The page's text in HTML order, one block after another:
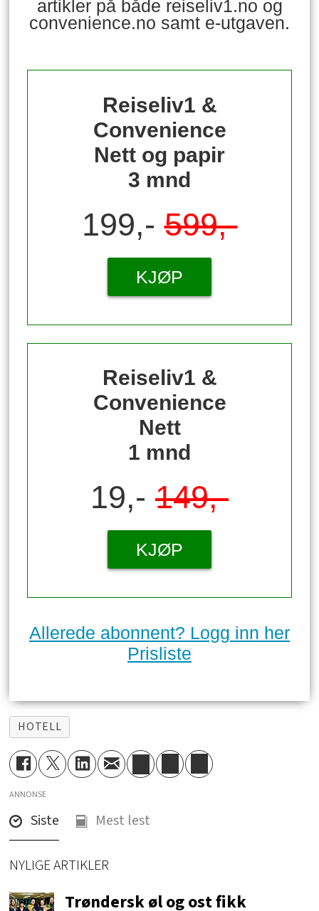
artikler på både reiseliv1.no og
convenience.no samt e-utgaven.
Reiseliv1 &
Convenience
Nett og papir
3 mnd
199,-599,-
KJØP
Reiseliv1 &
Convenience
Nett
1 mnd
19,- 149,-
KJØP
Allerede abonnent? Logg inn her
Prisliste
HOTELL
ANNONSE
Siste Mest lest
NYLIGE ARTIKLER
Trøndersk øl og ost fikk